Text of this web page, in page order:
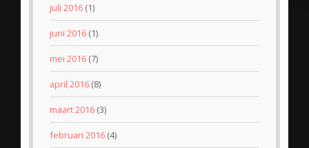
juli 2016 (1)
juni 2016 (1)
mei 2016 (7)
april 2016 (8)
maart 2016 (3)
februari 2016 (4)